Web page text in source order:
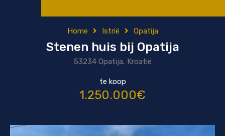
Home Istrië Opatija
Stenen huis bij Opatija
53234 Opatija, Kroatië
te koop
1.250.000€